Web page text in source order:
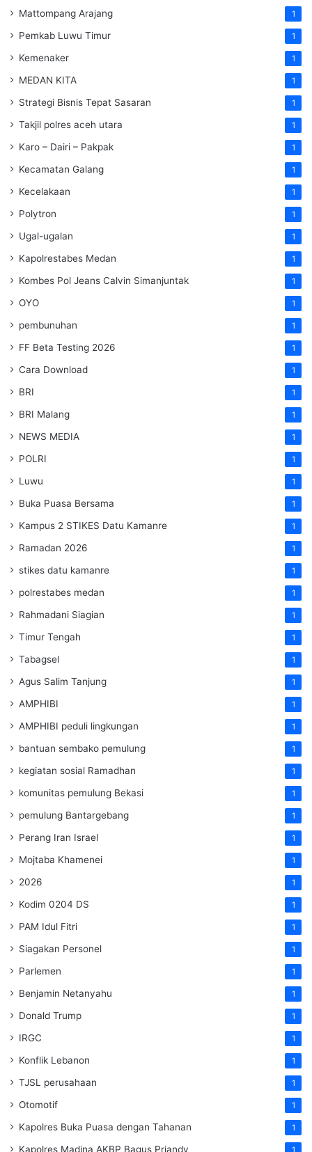
Mattompang Arajang 1
Pemkab Luwu Timur 1
Kemenaker 1
MEDAN KITA 1
Strategi Bisnis Tepat Sasaran 1
Takjil polres aceh utara 1
Karo – Dairi – Pakpak 1
Kecamatan Galang 1
Kecelakaan 1
Polytron 1
Ugal-ugalan 1
Kapolrestabes Medan 1
Kombes Pol Jeans Calvin Simanjuntak 1
OYO 1
pembunuhan 1
FF Beta Testing 2026 1
Cara Download 1
BRI 1
BRI Malang 1
NEWS MEDIA 1
POLRI 1
Luwu 1
Buka Puasa Bersama 1
Kampus 2 STIKES Datu Kamanre 1
Ramadan 2026 1
stikes datu kamanre 1
polrestabes medan 1
Rahmadani Siagian 1
Timur Tengah 1
Tabagsel 1
Agus Salim Tanjung 1
AMPHIBI 1
AMPHIBI peduli lingkungan 1
bantuan sembako pemulung 1
kegiatan sosial Ramadhan 1
komunitas pemulung Bekasi 1
pemulung Bantargebang 1
Perang Iran Israel 1
Mojtaba Khamenei 1
2026 1
Kodim 0204 DS 1
PAM Idul Fitri 1
Siagakan Personel 1
Parlemen 1
Benjamin Netanyahu 1
Donald Trump 1
IRGC 1
Konflik Lebanon 1
TJSL perusahaan 1
Otomotif 1
Kapolres Buka Puasa dengan Tahanan 1
Kapolres Madina AKBP Bagus Priandy 1